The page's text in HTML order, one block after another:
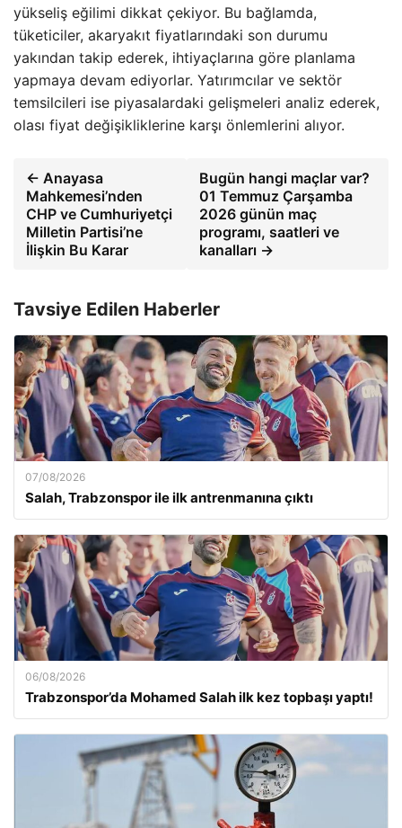
yükseliş eğilimi dikkat çekiyor. Bu bağlamda,
tüketiciler, akaryakıt fiyatlarındaki son durumu
yakından takip ederek, ihtiyaçlarına göre planlama
yapmaya devam ediyorlar. Yatırımcılar ve sektör
temsilcileri ise piyasalardaki gelişmeleri analiz ederek,
olası fiyat değişikliklerine karşı önlemlerini alıyor.
← Anayasa
Mahkemesi’nden
CHP ve Cumhuriyetçi
Milletin Partisi’ne
İlişkin Bu Karar
Bugün hangi maçlar var?
01 Temmuz Çarşamba
2026 günün maç
programı, saatleri ve
kanalları →
Tavsiye Edilen Haberler
07/08/2026
Salah, Trabzonspor ile ilk antrenmanına çıktı
06/08/2026
Trabzonspor’da Mohamed Salah ilk kez topbaşı yaptı!